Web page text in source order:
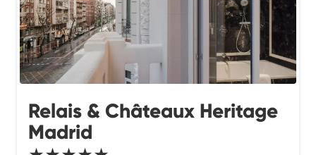
Relais & Châteaux Heritage
Madrid